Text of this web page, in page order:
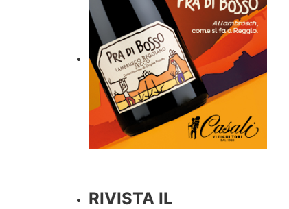
RIVISTA IL